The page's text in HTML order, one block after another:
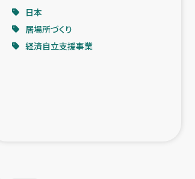
日本
居場所づくり
経済自立支援事業